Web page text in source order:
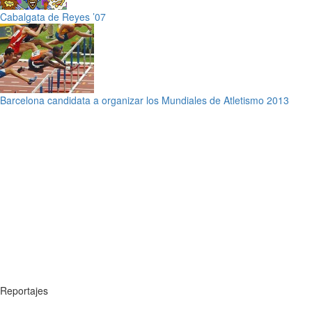
Cabalgata de Reyes ’07
Barcelona candidata a organizar los Mundiales de Atletismo 2013
Reportajes